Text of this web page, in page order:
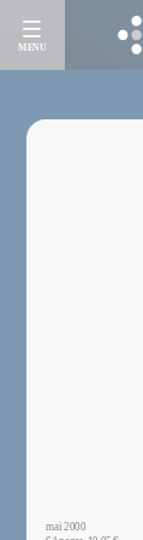
MENU
mai 2000